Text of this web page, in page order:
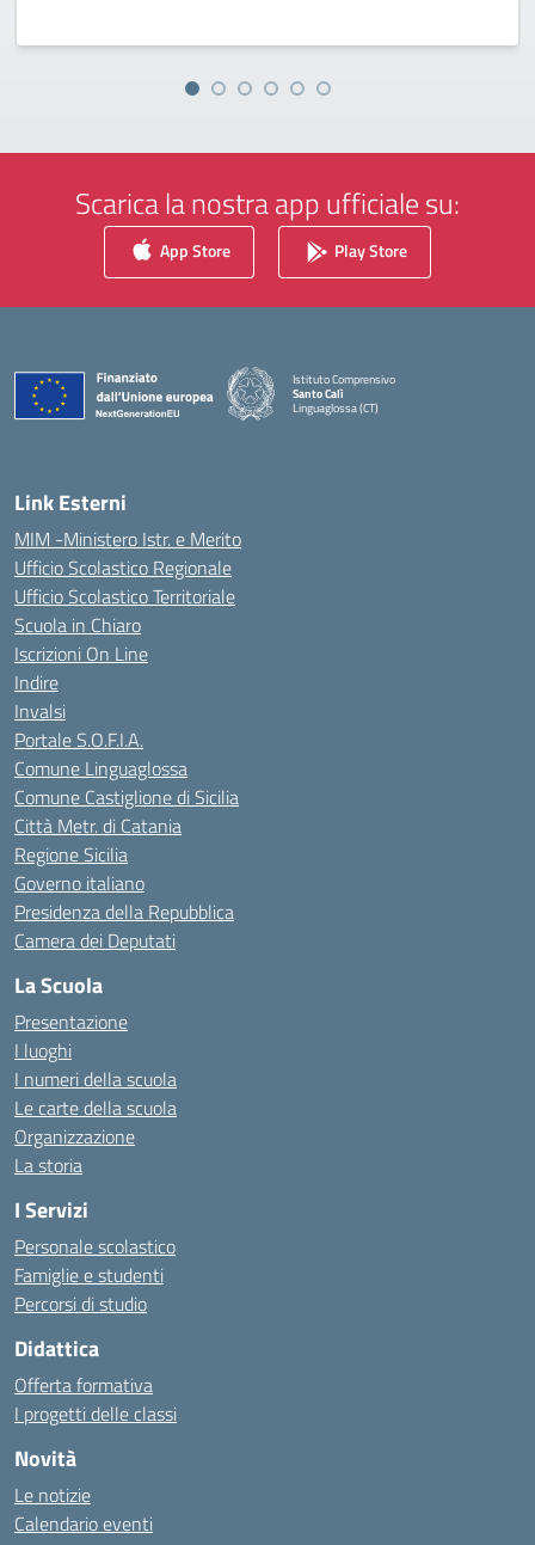
Scarica la nostra app ufficiale su:
App Store Play Store
Istituto Comprensivo
Santo Calì
Linguaglossa (CT)
— Visita la pagina iniziale della scuola
Link Esterni
MIM -Ministero Istr. e Merito
Ufficio Scolastico Regionale
Ufficio Scolastico Territoriale
Scuola in Chiaro
Iscrizioni On Line
Indire
Invalsi
Portale S.O.F.I.A.
Comune Linguaglossa
Comune Castiglione di Sicilia
Città Metr. di Catania
Regione Sicilia
Governo italiano
Presidenza della Repubblica
Camera dei Deputati
La Scuola
Presentazione
I luoghi
I numeri della scuola
Le carte della scuola
Organizzazione
La storia
I Servizi
Personale scolastico
Famiglie e studenti
Percorsi di studio
Didattica
Offerta formativa
I progetti delle classi
Novità
Le notizie
Calendario eventi